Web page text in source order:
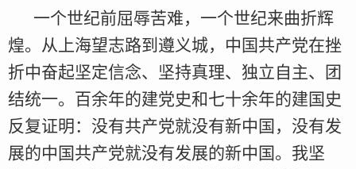
一个世纪前屈辱苦难，一个世纪来曲折辉
煌。从上海望志路到遵义城，中国共产党在挫
折中奋起坚定信念、坚持真理、独立自主、团
结统一。百余年的建党史和七十余年的建国史
反复证明：没有共产党就没有新中国，没有发
展的中国共产党就没有发展的新中国。我坚